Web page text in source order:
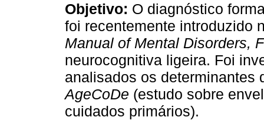
Objetivo: O diagnóstico
foi recentemente introduzido
Manual of Mental Disorders,
neurocognitiva ligeira. Foi
analisados os determinantes
AgeCoDe (estudo sobre
cuidados primários).